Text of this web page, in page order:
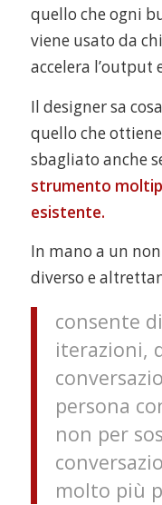
quello che ogni
viene usato da
accelera
Il designer sa
quello che
sbagliato anche
strumento
esistente.
In mano a un
diverso e
consente
iterazioni,
persona
non per
molto più